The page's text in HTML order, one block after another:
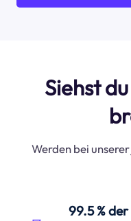
Siehst
Werden bei
99.5 %